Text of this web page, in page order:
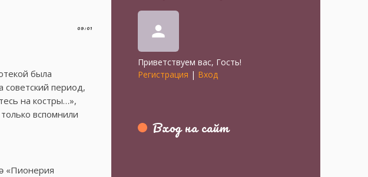
09:01
была
период,
на костры…»,
вспомнили
«Пионерия
person
Приветствуем вас, Гость!
Регистрация | Вход
Вход на сайт